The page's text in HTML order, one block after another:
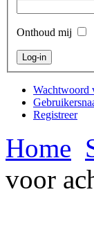
Onthoud mij
Wachtwoord
Registreer
Home
voor